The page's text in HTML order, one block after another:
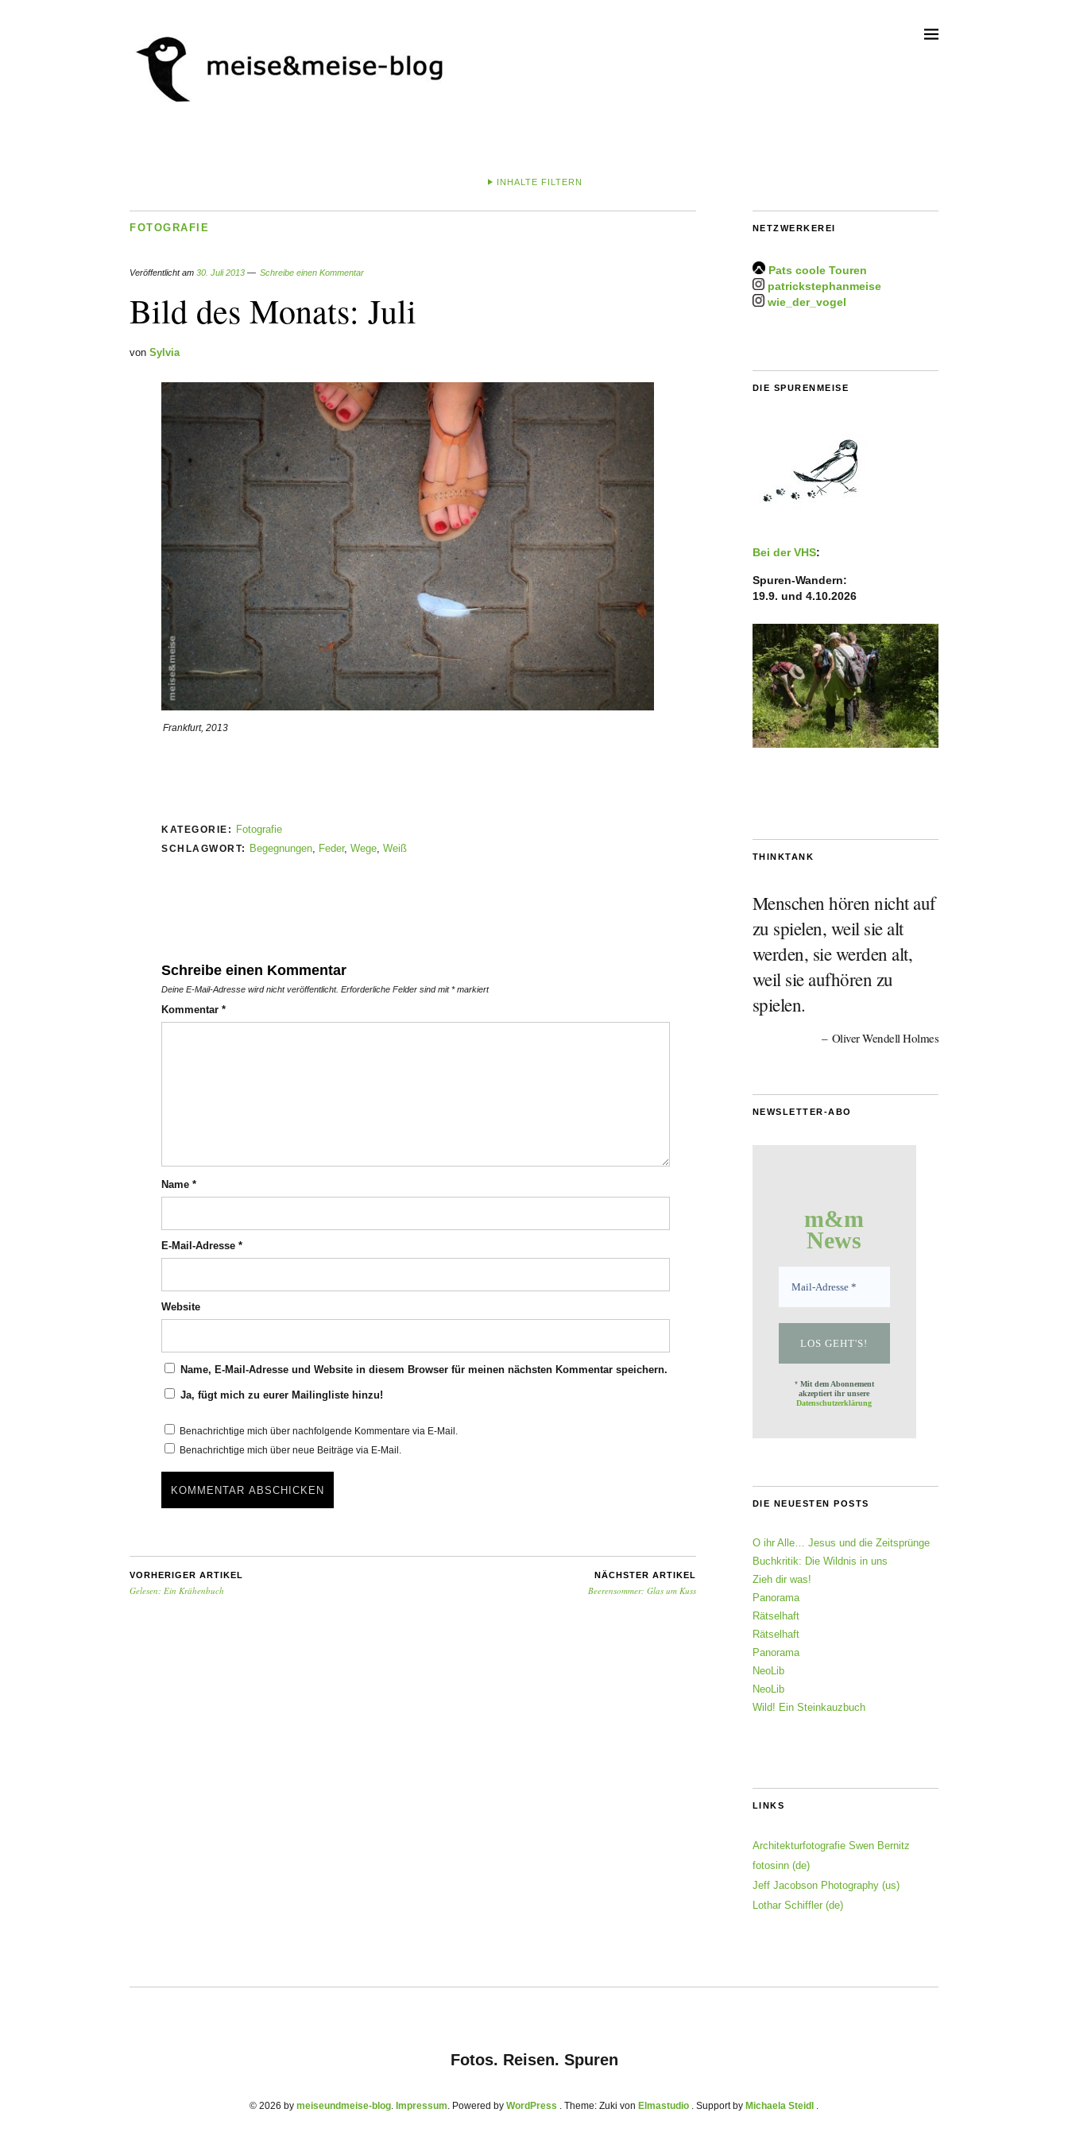
INHALTE FILTERN
FOTOGRAFIE
Veröffentlicht am 30. Juli 2013 Schreibe einen Kommentar
Bild des Monats: Juli
von Sylvia
Frankfurt, 2013
KATEGORIE: Fotografie
SCHLAGWORT: Begegnungen Feder, Wege Weiß
Schreibe einen Kommentar
Deine E-Mail-Adresse wird nicht veröffentlicht. Erforderliche Felder sind mit*markiert
Kommentar *
Name *
E-Mail-Adresse *
Website
Name, E-Mail-Adresse und Website in diesem Browser für meinen nächsten Kommentar speichern.
Ja, fügt mich zu eurer Mailingliste hinzu!
Benachrichtige mich über nachfolgende Kommentare via E-Mail.
Benachrichtige mich über neue Beiträge via E-Mail.
VORHERIGER ARTIKEL
Gelesen: Ein Krähenbuch
NÄCHSTER ARTIKEL
Beerensommer: Glas um Kuss
NETZWERKEREI
Pats coole Touren
patrickstephanmeise
wie_der_vogel
DIE SPURENMEISE
Bei der VHS:
Spuren-Wandern:
19.9. und 4.10.2026
THINKTANK
Menschen hören nicht auf
zu spielen, weil sie alt
werden, sie werden alt,
weil sie aufhören zu
spielen.
Oliver Wendell Holmes
NEWSLETTER-ABO
m&m
News
* Mit dem Abonnement
akzeptiert ihr unsere
Datenschutzerklärung
DIE NEUESTEN POSTS
O ihr Alle… Jesus und die Zeitsprünge
Buchkritik: Die Wildnis in uns
Zieh dir was!
Panorama
Rätselhaft
Rätselhaft
Panorama
NeoLib
NeoLib
Wild! Ein Steinkauzbuch
LINKS
Architekturfotografie Swen Bernitz
fotosinn (de)
Jeff Jacobson Photography (us)
Lothar Schiffler (de)
Fotos. Reisen. Spuren
© 2026 by meiseundmeise-blog Impressum Powered by WordPress Theme: Zuki von Elmastudio . Support by Michaela Steidl